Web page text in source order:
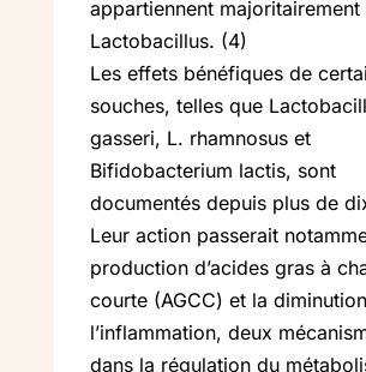
appartiennent majoritairement
Lactobacillus. (4)
Les effets bénéfiques de
souches, telles que
gasseri, L. rhamnosus et
Bifidobacterium lactis, sont
documentés depuis plus de
Leur action passerait
production d’acides gras à
courte (AGCC) et la
l’inflammation, deux
dans la régulation du